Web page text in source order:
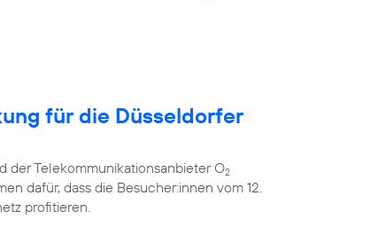
für die Düsseldorfer
der Telekommunikationsanbieter O2
dafür, dass die Besucher:innen vom 12.
profitieren.